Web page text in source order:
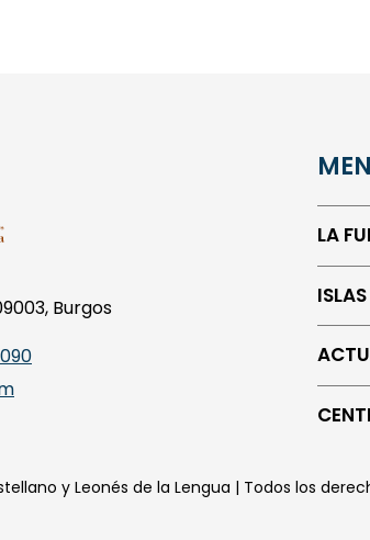
Burgos
LA
ISLAS
y Leonés de la Lengua | Todos los